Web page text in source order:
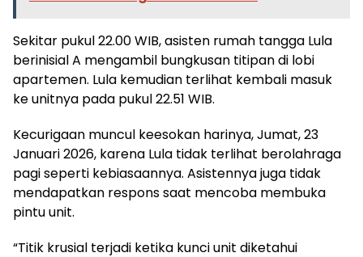
Sekitar pukul 22.00 WIB, asisten rumah tangga Lula
berinisial A mengambil bungkusan titipan di lobi
apartemen. Lula kemudian terlihat kembali masuk
ke unitnya pada pukul 22.51 WIB.
Kecurigaan muncul keesokan harinya, Jumat, 23
Januari 2026, karena Lula tidak terlihat berolahraga
pagi seperti kebiasaannya. Asistennya juga tidak
mendapatkan respons saat mencoba membuka
pintu unit.
“Titik krusial terjadi ketika kunci unit diketahui